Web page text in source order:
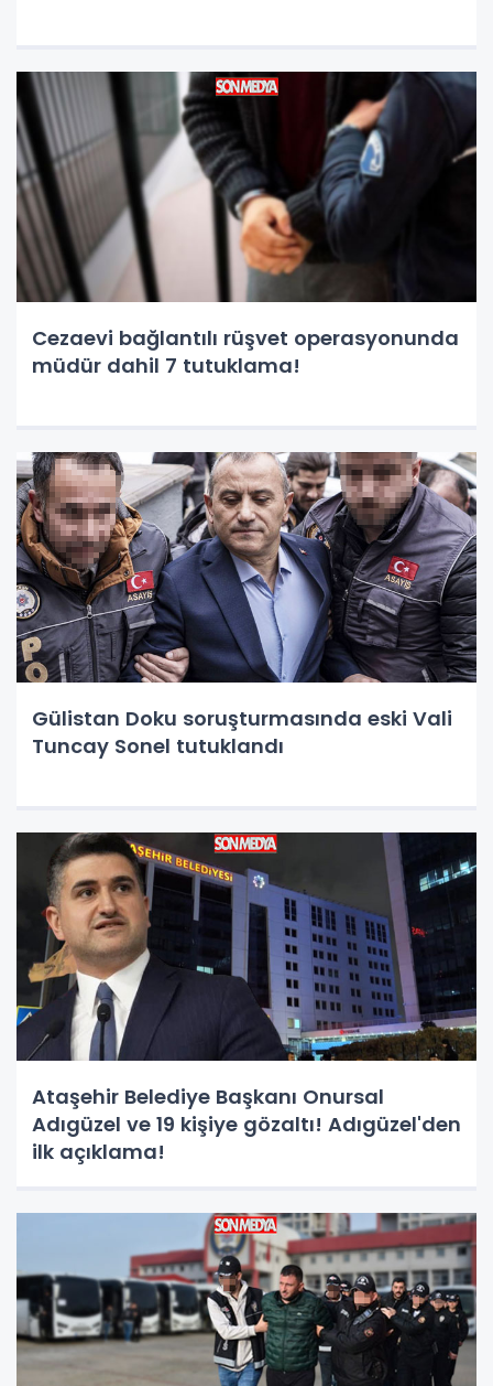
Cezaevi bağlantılı rüşvet operasyonunda
müdür dahil 7 tutuklama!
Gülistan Doku soruşturmasında eski Vali
Tuncay Sonel tutuklandı
Ataşehir Belediye Başkanı Onursal
Adıgüzel ve 19 kişiye gözaltı! Adıgüzel'den
ilk açıklama!